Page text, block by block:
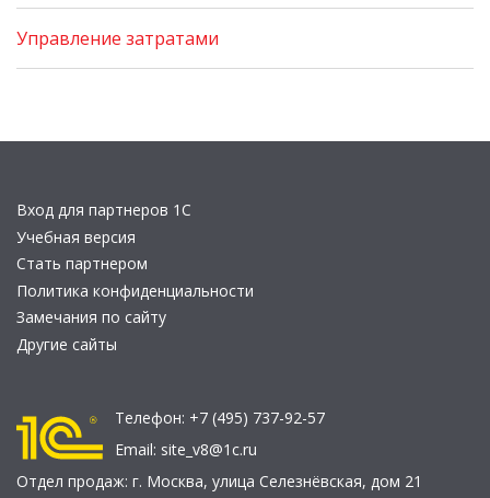
Управление затратами
Вход для партнеров 1С
Учебная версия
Стать партнером
Политика конфиденциальности
Замечания по сайту
Другие сайты
Телефон: +7 (495) 737-92-57
Email: site_v8@1c.ru
Отдел продаж: г. Москва, улица Селезнёвская, дом 21